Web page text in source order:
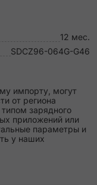
12 мес.
SDCZ96-064G-G46
импорту, могут
от региона
зарядного
приложений или
параметры и
у наших